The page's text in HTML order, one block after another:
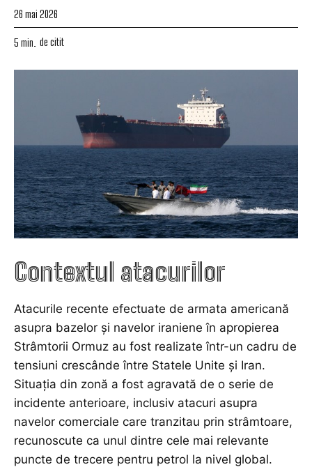
26 mai 2026
5 min. de citit
Contextul atacurilor
Atacurile recente efectuate de armata americană
asupra bazelor și navelor iraniene în apropierea
Strâmtorii Ormuz au fost realizate într-un cadru de
tensiuni crescânde între Statele Unite și Iran.
Situația din zonă a fost agravată de o serie de
incidente anterioare, inclusiv atacuri asupra
navelor comerciale care tranzitau prin strâmtoare,
recunoscute ca unul dintre cele mai relevante
puncte de trecere pentru petrol la nivel global.